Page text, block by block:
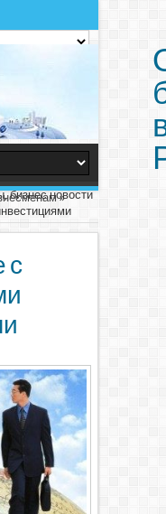
бизнес новости
»
с